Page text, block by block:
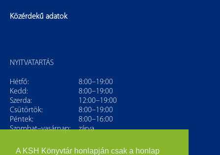
A KSH Könyvtár honlapján csak a honlap
Közérdekű adatok
NYITVATARTÁS
Hétfő:
8:00–19:00
Kedd:
8:00–19:00
Szerda:
12:00–19:00
Csütörtök:
8:00–19:00
Péntek:
8:00–16:00
Szombat–vasárnap:
zárva